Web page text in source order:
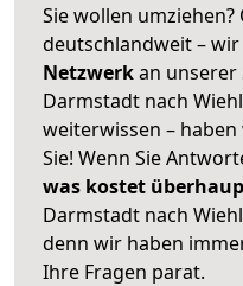
Sie wollen
deutschlandweit – wir
Netzwerkan unserer
Darmstadt nach
weiterwissen –
Sie! Wenn Sie
was kostet
Darmstadt nach
denn wir haben
Ihre Fragen parat.